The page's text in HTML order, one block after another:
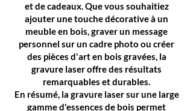
et de cadeaux. Que vous souhaitiez
ajouter une touche décorative à un
meuble en bois, graver un message
personnel sur un cadre photo ou créer
des pièces d'art en bois gravées, la
gravure laser offre des résultats
remarquables et durables.
En résumé, la gravure laser sur une large
gamme d'essences de bois permet